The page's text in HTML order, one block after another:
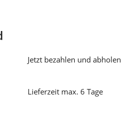
Jetzt bezahlen und abholen
Lieferzeit max. 6 Tage